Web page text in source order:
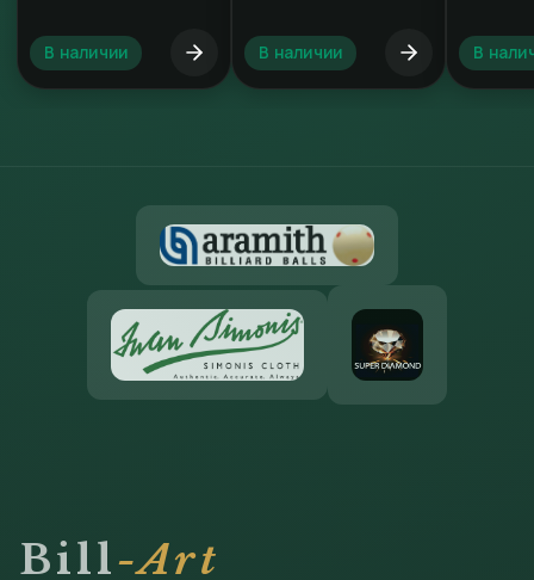
В наличии В наличии В
Bill-Art